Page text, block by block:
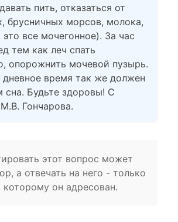
пить, отказаться от
брусничных морсов, молока,
это все мочегонное). За час
тем как леч спать
опорожнить мочевой пузырь.
дневное время так же должен
Будьте здоровы! С
Гончарова.
этот вопрос может
а отвечать на него - только
которому он адресован.